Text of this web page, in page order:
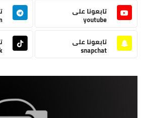
تابعونا على
youtube
تابعونا على
snapchat